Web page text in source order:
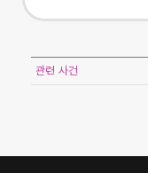
관련 사건